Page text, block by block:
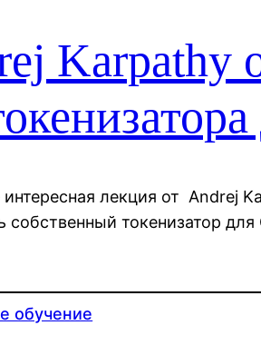
Karpathy
лекция от Andrej
собственный токенизатор для
обучение